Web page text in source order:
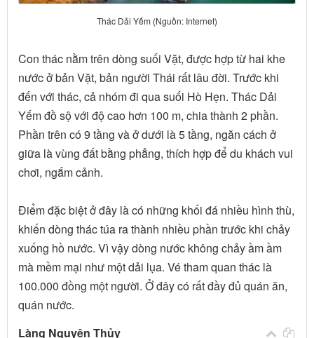
Thác Dải Yếm (Nguồn: Internet)
Con thác nằm trên dòng suối Vặt, được hợp từ hai khe
nước ở bản Vặt, bản người Thái rất lâu đời. Trước khi
đến với thác, cả nhóm đi qua suối Hò Hẹn. Thác Dải
Yếm đồ sộ với độ cao hơn 100 m, chia thành 2 phần.
Phần trên có 9 tầng và ở dưới là 5 tầng, ngăn cách ở
giữa là vùng đất bằng phẳng, thích hợp để du khách vui
chơi, ngắm cảnh.
Điểm đặc biệt ở đây là có những khối đá nhiều hình thù,
khiến dòng thác túa ra thành nhiều phần trước khi chảy
xuống hồ nước. Vì vậy dòng nước không chảy ầm ầm
mà mềm mại như một dải lụa. Vé tham quan thác là
100.000 đồng một người. Ở đây có rất đầy đủ quán ăn,
quán nước.
Làng Nguyên Thủy